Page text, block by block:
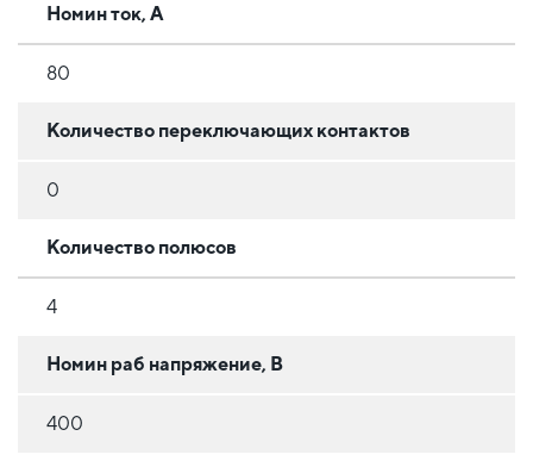
Номин ток, А
80
Количество переключающих контактов
0
Количество полюсов
4
Номин раб напряжение, В
400